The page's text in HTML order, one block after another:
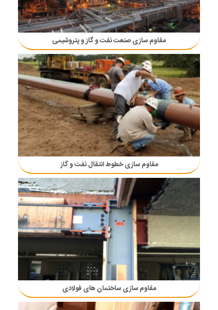
مقاوم سازی صنعت نفت و گاز و پتروشیمی
مقاوم سازی خطوط انتقال نفت و گاز
مقاوم سازی ساختمان های فولادی